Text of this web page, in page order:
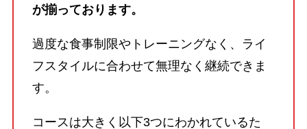
が揃っております。
過度な食事制限やトレーニングなく、ライ
フスタイルに合わせて無理なく継続できま
す。
コースは大きく以下3つにわかれているた